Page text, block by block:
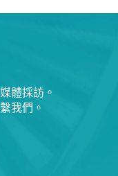
體採訪。
我們。